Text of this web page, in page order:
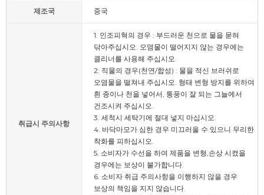
제조국 중국
취급시 주의사항
1. 인조피혁의 경우 : 부드러운 천으로 물을 묻혀
닦아주십시오. 오염물이 떨어지지 않는 경우에는
클리너를 사용해 주십시오.
2. 직물의 경우(천연/합성) : 물을 적신 브러쉬로
오염물을 떨쳐내 주십시오. 형태 변형 방지를 위하여
흰 종이나 천을 넣어서, 통풍이 잘 되는 그늘에서
건조시켜 주십시오.
3. 세척시 세탁기에 절대 넣지 마십시오.
4. 바닥마모가 심한 경우 미끄러울 수 있으니 무리한
착화를 피하십시오.
5. 소비자가 수선을 하여 제품을 변형,손상 시켰을
경우에는 보상이 불가합니다.
6. 소비자 취급 주의사항을 이행하지 않을 경우
보상의 책임을 지지 않습니다.